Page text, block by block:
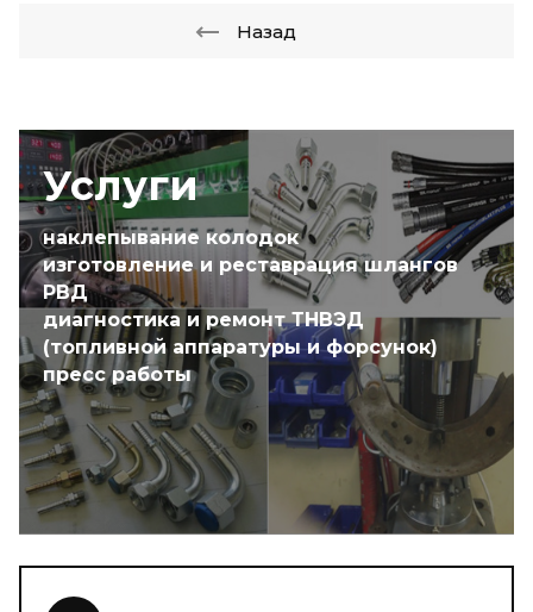
Услуги
наклепывание колодок
изготовление и реставрация шлангов
РВД
диагностика и ремонт ТНВЭД
(топливной аппаратуры и форсунок)
пресс работы
Назад